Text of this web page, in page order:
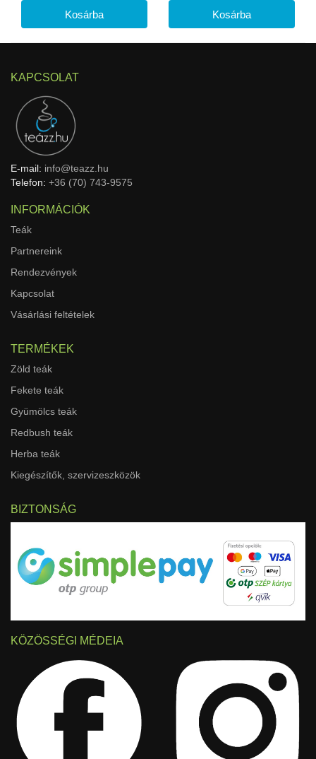
KAPCSOLAT
E-mail: info@teazz.hu
Telefon: +36 (70) 743-9575
INFORMÁCIÓK
Teák
Partnereink
Rendezvények
Kapcsolat
Vásárlási feltételek
TERMÉKEK
Zöld teák
Fekete teák
Gyümölcs teák
Redbush teák
Herba teák
Kiegészítők, szervizeszközök
BIZTONSÁG
KÖZÖSSÉGI MÉDEIA